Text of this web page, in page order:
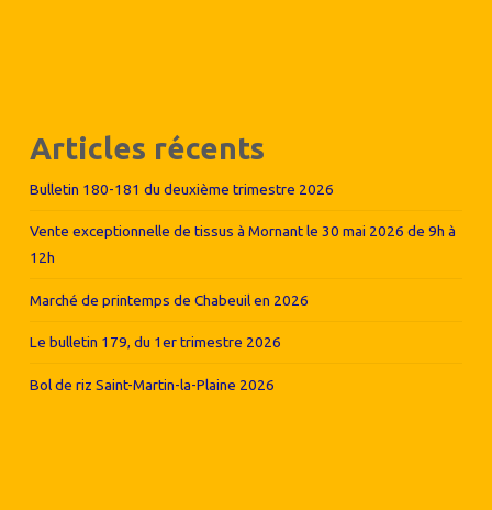
Articles récents
Bulletin 180-181 du deuxième trimestre 2026
Vente exceptionnelle de tissus à Mornant le 30 mai 2026 de 9h à
12h
Marché de printemps de Chabeuil en 2026
Le bulletin 179, du 1er trimestre 2026
Bol de riz Saint-Martin-la-Plaine 2026